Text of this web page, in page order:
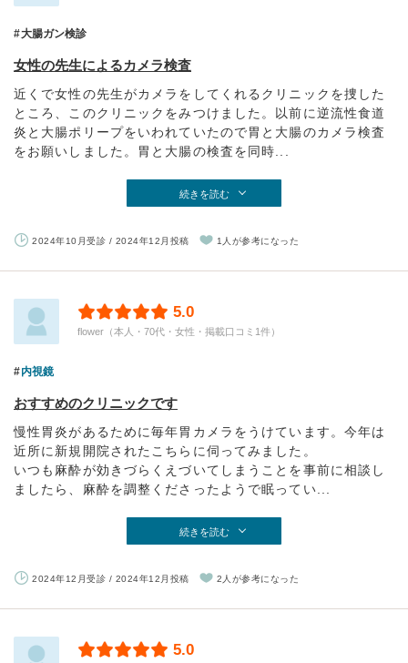
大腸ガン検診
女性の先生によるカメラ検査
近くで女性の先生がカメラをしてくれるクリニックを捜した
ところ、このクリニックをみつけました。以前に逆流性食道
炎と大腸ポリープをいわれていたので胃と大腸のカメラ検査
をお願いしました。胃と大腸の検査を同時...
続きを読む
2024年10月受診 / 2024年12月投稿 1人が参考になった
5.0
flower（本人・70代・女性・掲載口コミ1件）
内視鏡
おすすめのクリニックです
慢性胃炎があるために毎年胃カメラをうけています。今年は
近所に新規開院されたこちらに伺ってみました。
いつも麻酔が効きづらくえづいてしまうことを事前に相談し
ましたら、麻酔を調整くださったようで眠ってい...
続きを読む
2024年12月受診 / 2024年12月投稿 2人が参考になった
5.0